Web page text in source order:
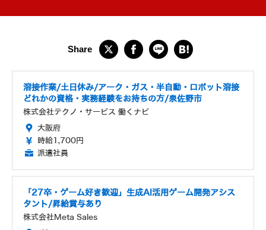
溶接作業/土日休み/アーク・ガス・半自動・ロボット溶接
どれかの資格・実務経験をお持ちの方/泉佐野市
株式会社テクノ・サービス 働くナビ
大阪府
時給1,700円
派遣社員
「27卒・ゲーム好き歓迎」生成AI活用ゲーム開発アシス
タント/昇給賞与あり
株式会社Meta Sales